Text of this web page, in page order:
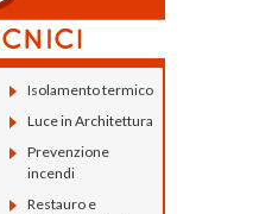
Isolamento termico
Luce in Architettura
Prevenzione
incendi
Restauro e